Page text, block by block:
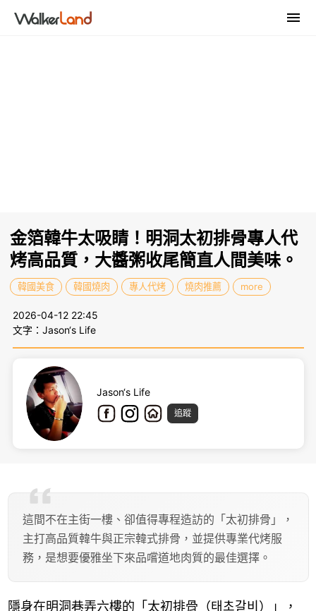
金箔韓牛太吸睛！明洞太初排骨專人代
烤高品質，大醬粥收尾簡直人間美味。
韓國美食 韓國燒肉 專人代烤 燒肉推薦 more
2026-04-12 22:45
文字：Jason‘s Life
Jason‘s Life
追蹤
這間不在主街一樓、卻值得專程造訪的「太初排骨」，
主打高品質韓牛與正宗韓式排骨，並提供專業代烤服
務，是想要優雅坐下來品嚐道地肉質的最佳選擇。
隱身在明洞巷弄六樓的「太初排骨（태초갈비）」，